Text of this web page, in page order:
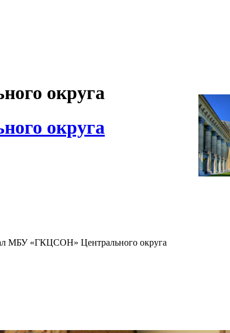
округа
округа
МБУ «ГКЦСОН» Центрального округа